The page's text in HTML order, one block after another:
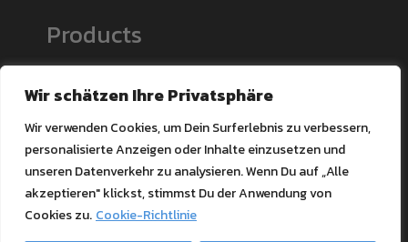
Wir schätzen Ihre Privatsphäre
Wir verwenden Cookies, um Dein Surferlebnis zu verbessern,
personalisierte Anzeigen oder Inhalte einzusetzen und
unseren Datenverkehr zu analysieren. Wenn Du auf „Alle
akzeptieren" klickst, stimmst Du der Anwendung von
Cookies zu. Cookie-Richtlinie
Products
Drucker Bundles
Ghost-Merchandise
Papier und Papeterie
Transfermaterial und Pressen